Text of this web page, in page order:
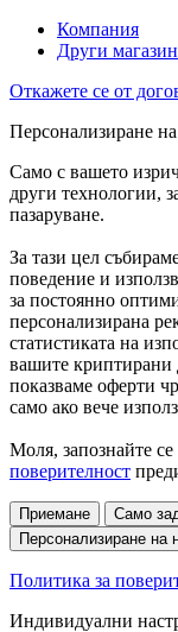
Компания
Други
Откажете се от
Персонализиране
Само с вашето
други технологии,
пазаруване.
За тази цел
поведение и
за постоянно
персонализирана
статистиката на
вашите
показваме оферти
само ако вече
Моля, запознайте
поверителност
Приемане
Само
Персонализиране на
Политика за
Индивидуални